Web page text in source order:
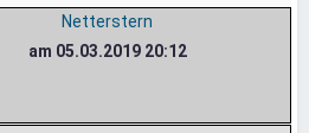
Netterstern
am 05.03.2019 20:12